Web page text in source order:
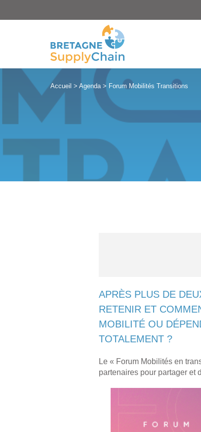
Accueil > Agenda> Forum Mobilités Transitions
APRÈS PLUS DE
RETENIR ET
MOBILITÉ OU
TOTALEMENT ?
Le « Forum Mobilités en
partenaires pour partager et